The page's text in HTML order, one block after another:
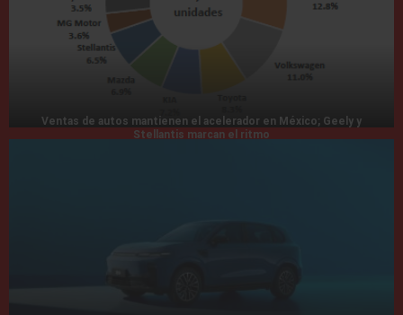
Ventas de autos mantienen el acelerador en México; Geely y
Stellantis marcan el ritmo